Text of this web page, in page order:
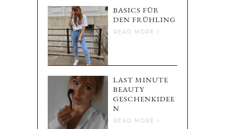
BASICS FÜR
DEN FRÜHLING
READ MORE
LAST MINUTE
BEAUTY
GESCHENKIDEE
N
READ MORE